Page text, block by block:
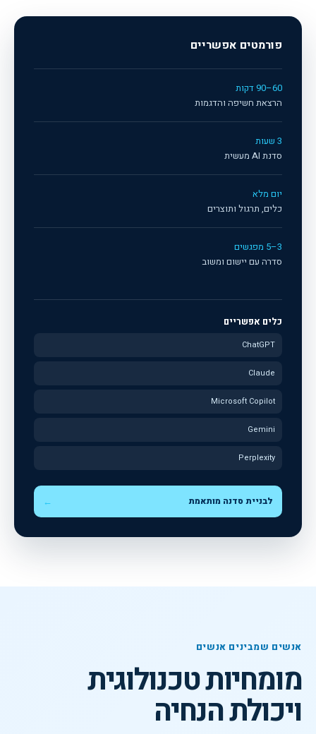
פורמטים אפשריים
60–90 דקות
הרצאת חשיפה והדגמות
3 שעות
סדנת AI מעשית
יום מלא
כלים, תרגול ותוצרים
3–5 מפגשים
סדרה עם יישום ומשוב
כלים אפשריים
ChatGPT
Claude
Microsoft Copilot
Gemini
Perplexity
לבניית סדנה מותאמת ←
אנשים שמבינים אנשים
מומחיות טכנולוגית
ויכולת הנחיה